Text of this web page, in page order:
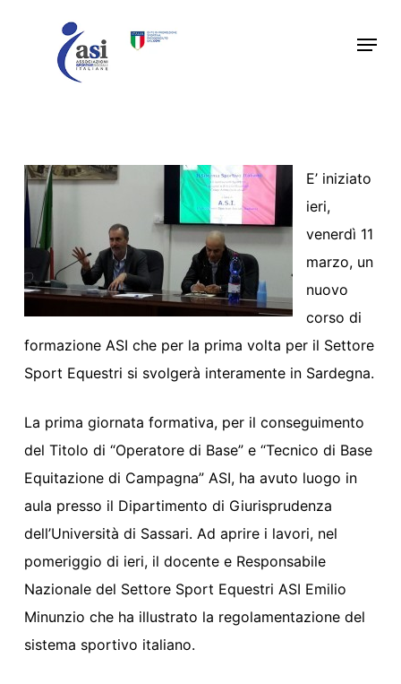
Menu
E’ iniziato
ieri,
venerdì 11
marzo, un
nuovo
corso di
formazione ASI che per la prima volta per il Settore
Sport Equestri si svolgerà interamente in Sardegna.
La prima giornata formativa, per il conseguimento
del Titolo di “Operatore di Base” e “Tecnico di Base
Equitazione di Campagna” ASI, ha avuto luogo in
aula presso il Dipartimento di Giurisprudenza
dell’Università di Sassari. Ad aprire i lavori, nel
pomeriggio di ieri, il docente e Responsabile
Nazionale del Settore Sport Equestri ASI Emilio
Minunzio che ha illustrato la regolamentazione del
sistema sportivo italiano.